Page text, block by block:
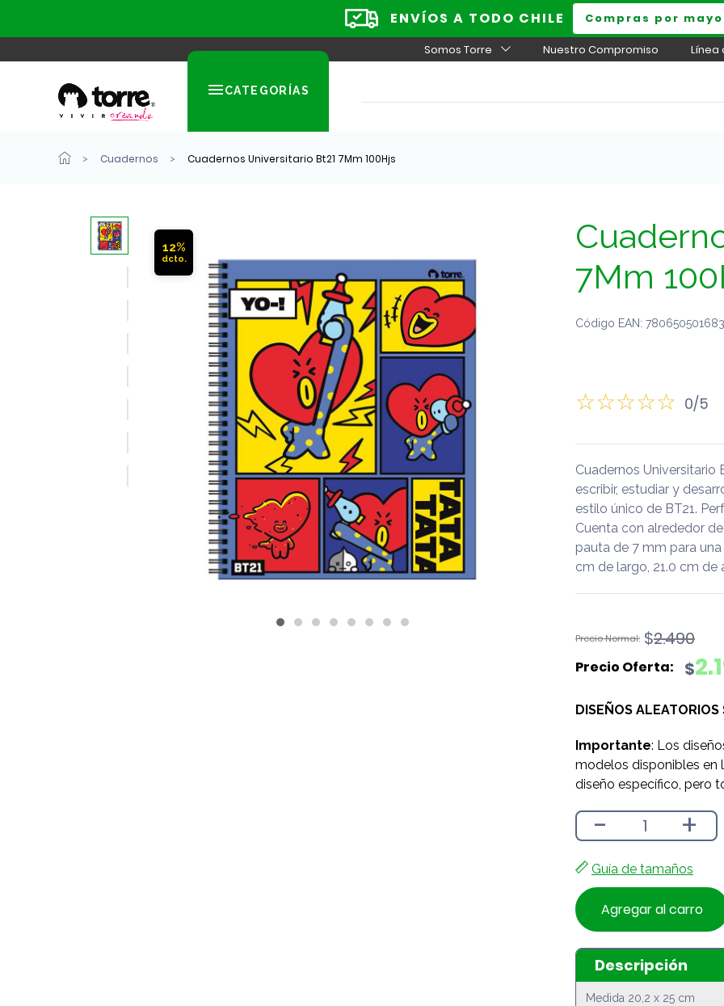
ENVÍOS A TODO CHILE Compras por
Somos Torre Nuestro Compromiso Línea
CATEGORÍAS
Cuadernos Cuadernos Universitario Bt21 7Mm 100Hjs
12%
7Mm
Código EAN:
0/5
Cuadernos
escribir, estudiar y
estilo único de BT21.
Cuenta con alrededor
pauta de 7 mm para
cm de largo, 21.0 cm
$2.490
El
original
$2.490.
$
El
actual
$2.190.
DISEÑOS
Importante: Los
modelos disponibles en
diseño específico, pero
- +
Guía de tamaños
Agregar al carro
Descripción
Medida 20,2 x 25 cm